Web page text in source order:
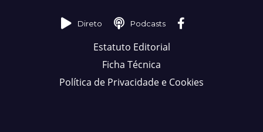
Direto Podcasts
Estatuto Editorial
Ficha Técnica
Política de Privacidade e Cookies